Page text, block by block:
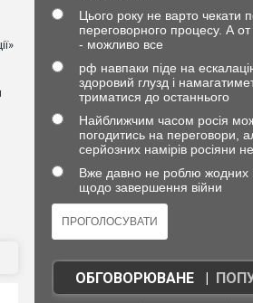
Цього року не варто чекати
переговорного процесу. А от
- можливо все
рф навпаки піде на
здоровий глузд і
триматися до останнього
Найближчим часом росія
погодитись на переговори,
серйозних намірів росіяни
Вже давно не роблю жодних
щодо завершення війни
ОБГОВОРЮВАНЕ|